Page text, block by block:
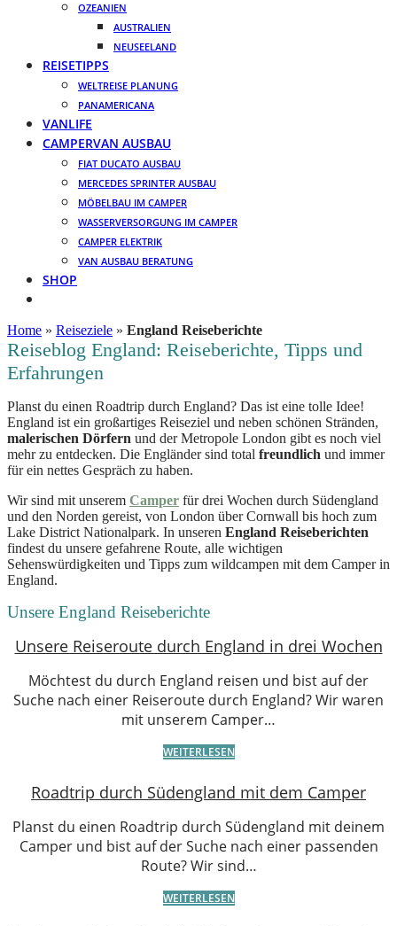
OZEANIEN
AUSTRALIEN
NEUSEELAND
REISETIPPS
WELTREISE PLANUNG
PANAMERICANA
VANLIFE
CAMPERVAN AUSBAU
FIAT DUCATO AUSBAU
MERCEDES SPRINTER AUSBAU
MÖBELBAU IM CAMPER
WASSERVERSORGUNG IM CAMPER
CAMPER ELEKTRIK
VAN AUSBAU BERATUNG
SHOP
Home » Reiseziele » England Reiseberichte
Reiseblog England: Reiseberichte, Tipps und
Erfahrungen
Planst du einen Roadtrip durch England? Das ist eine tolle Idee!
England ist ein großartiges Reiseziel und neben schönen Stränden,
malerischen Dörfern und der Metropole London gibt es noch viel
mehr zu entdecken. Die Engländer sind total freundlich und immer
für ein nettes Gespräch zu haben.
Wir sind mit unserem Camper für drei Wochen durch Südengland
und den Norden gereist, von London über Cornwall bis hoch zum
Lake District Nationalpark. In unseren England Reiseberichten
findest du unsere gefahrene Route, alle wichtigen
Sehenswürdigkeiten und Tipps zum wildcampen mit dem Camper in
England.
Unsere England Reiseberichte
Unsere Reiseroute durch England in drei Wochen
Möchtest du durch England reisen und bist auf der
Suche nach einer Reiseroute durch England? Wir waren
mit unserem Camper…
WEITERLESEN
Roadtrip durch Südengland mit dem Camper
Planst du einen Roadtrip durch Südengland mit deinem
Camper und bist auf der Suche nach einer passenden
Route? Wir sind…
WEITERLESEN